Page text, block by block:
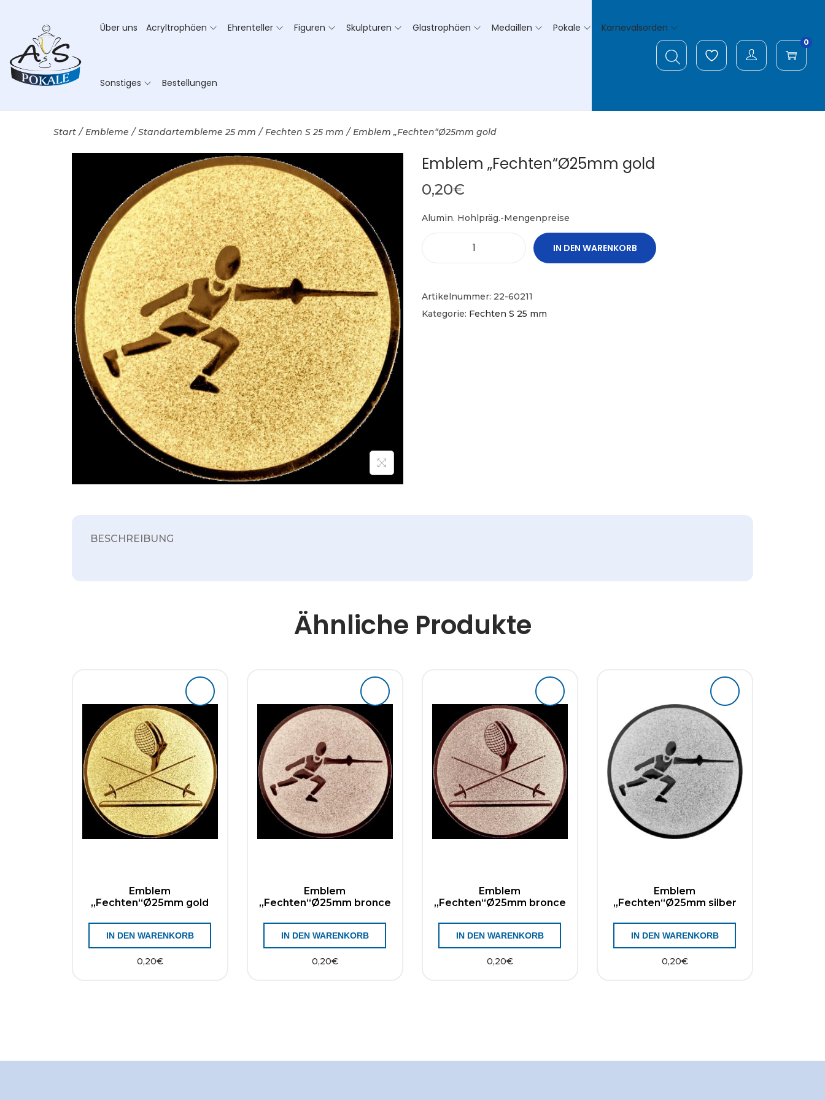
Über uns Acryltrophäen Ehrenteller Figuren Skulpturen Glastrophäen Medaillen Pokale Karnevalsorden
Sonstiges Bestellungen
0
Start / Embleme / Standartembleme 25 mm / Fechten S 25 mm / Emblem „Fechten“Ø25mm gold
Emblem „Fechten“Ø25mm gold
0,20€
Alumin. Hohlpräg.-Mengenpreise
IN DEN WARENKORB
Artikelnummer: 22-60211
Kategorie: Fechten S 25 mm
BESCHREIBUNG
Ähnliche Produkte
Emblem
„Fechten“Ø25mm gold
0,20€
IN DEN WARENKORB
Emblem
„Fechten“Ø25mm bronce
0,20€
IN DEN WARENKORB
Emblem
„Fechten“Ø25mm bronce
0,20€
IN DEN WARENKORB
Emblem
„Fechten“Ø25mm silber
0,20€
IN DEN WARENKORB